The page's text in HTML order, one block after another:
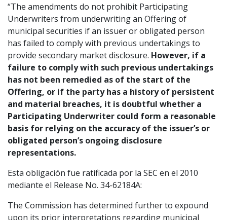
“The amendments do not prohibit Participating
Underwriters from underwriting an Offering of
municipal securities if an issuer or obligated person
has failed to comply with previous undertakings to
provide secondary market disclosure. However, if a
failure to comply with such previous undertakings
has not been remedied as of the start of the
Offering, or if the party has a history of persistent
and material breaches, it is doubtful whether a
Participating Underwriter could form a reasonable
basis for relying on the accuracy of the issuer’s or
obligated person’s ongoing disclosure
representations.
Esta obligación fue ratificada por la SEC en el 2010
mediante el Release No. 34-62184A:
The Commission has determined further to expound
upon its prior interpretations regarding municipal